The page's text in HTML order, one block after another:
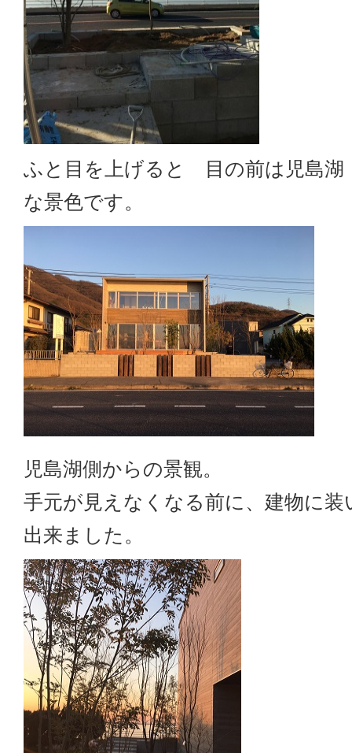
ふと目を上げると 目の前は児島湖
な景色です。
児島湖側からの景観。
手元が見えなくなる前に、建物に
出来ました。